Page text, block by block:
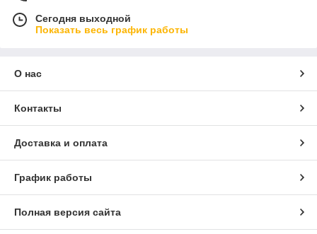
Сегодня выходной
Показать весь график работы
О нас
Контакты
Доставка и оплата
График работы
Полная версия сайта